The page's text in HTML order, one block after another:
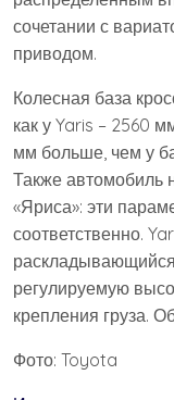
сочетании с
приводом.
Колесная база
как у Yaris – 2560
мм больше, чем у
Также
«Яриса»: эти
соответственно.
регулируемую
крепления груза.
Фото: Toyota